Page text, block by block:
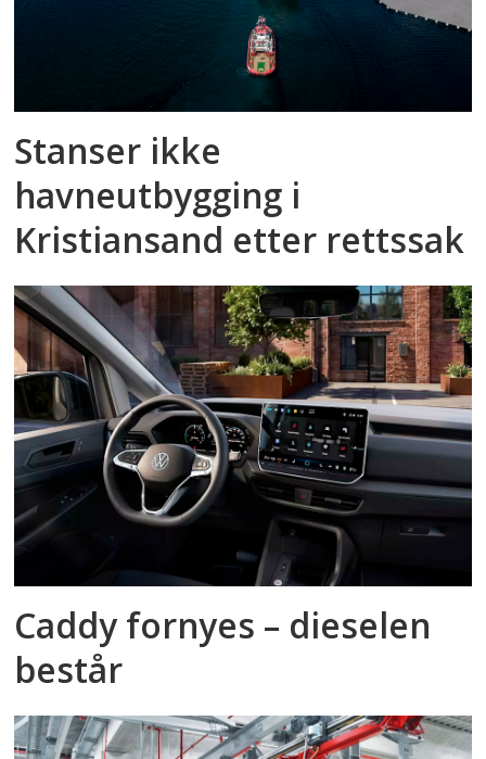
Stanser ikke
havneutbygging i
Kristiansand etter rettssak
Caddy fornyes – dieselen
består